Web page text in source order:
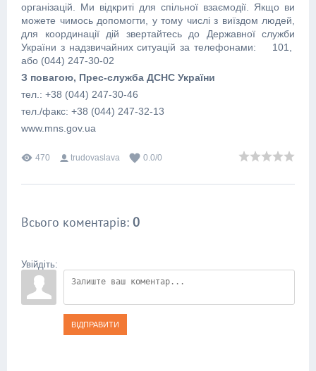
організацій. Ми відкриті для спільної взаємодії. Якщо ви
можете чимось допомогти, у тому числі з виїздом людей,
для координації дій звертайтесь до Державної служби
України з надзвичайних ситуацій за телефонами: 101,
або (044) 247-30-02
З повагою, Прес-служба ДСНС України
тел.: +38 (044) 247-30-46
тел./факс: +38 (044) 247-32-13
www.mns.gov.ua
470 trudovaslava 0.0/0
Всього коментарів: 0
Увійдіть:
ВІДПРАВИТИ